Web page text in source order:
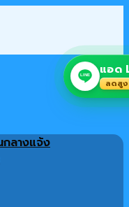
ลางแจ้ง
LINE แอด
ลดสู